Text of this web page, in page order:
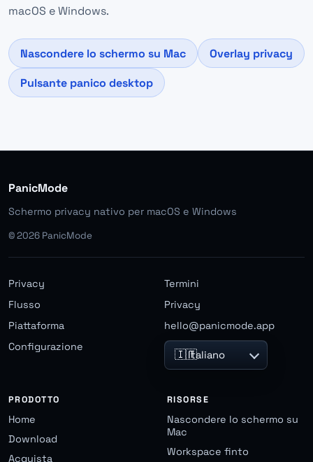
macOS e Windows.
Nascondere lo schermo su Mac
Overlay privacy
Pulsante panico desktop
PanicMode
Schermo privacy nativo per macOS e Windows
©2026 PanicMode
Privacy
Flusso
Piattaforma
Configurazione
Termini
Privacy
hello@panicmode.app
🇮🇹Italiano
PRODOTTO
Home
Download
Acquista
RISORSE
Nascondere lo schermo su
Mac
Workspace finto